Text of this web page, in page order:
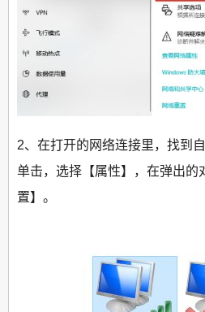
2、在打开的网络连接里，找到
单击，选择【属性】，在弹出的
置】。